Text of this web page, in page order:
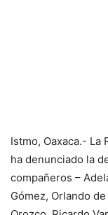
Istmo, Oaxaca.- La
ha denunciado la
compañeros –
Gómez, Orlando